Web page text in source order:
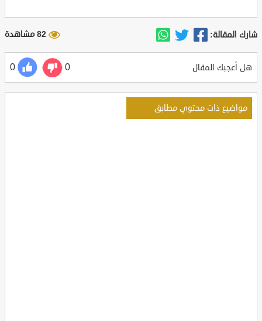
شارك المقالة: 82 مشاهدة
هل أعجبك المقال 0
0
مواضيع ذات محتوي مطابق